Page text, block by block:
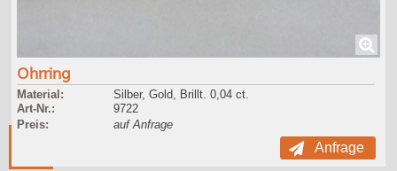
Ohrring
Material:
Silber, Gold, Brillt. 0,04 ct.
Art-Nr.:
9722
Preis:
auf Anfrage
Anfrage